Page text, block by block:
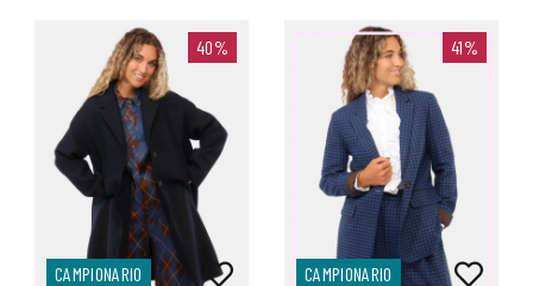
40%
CAMPIONARIO
41%
CAMPIONARIO